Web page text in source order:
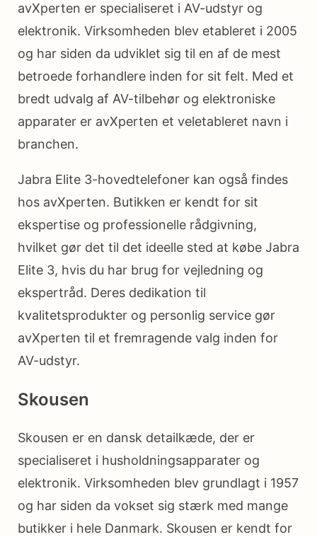
avXperten er specialiseret i AV-udstyr og
elektronik. Virksomheden blev etableret i 2005
og har siden da udviklet sig til en af de mest
betroede forhandlere inden for sit felt. Med et
bredt udvalg af AV-tilbehør og elektroniske
apparater er avXperten et veletableret navn i
branchen.
Jabra Elite 3-hovedtelefoner kan også findes
hos avXperten. Butikken er kendt for sit
ekspertise og professionelle rådgivning,
hvilket gør det til det ideelle sted at købe Jabra
Elite 3, hvis du har brug for vejledning og
ekspertråd. Deres dedikation til
kvalitetsprodukter og personlig service gør
avXperten til et fremragende valg inden for
AV-udstyr.
Skousen
Skousen er en dansk detailkæde, der er
specialiseret i husholdningsapparater og
elektronik. Virksomheden blev grundlagt i 1957
og har siden da vokset sig stærk med mange
butikker i hele Danmark. Skousen er kendt for